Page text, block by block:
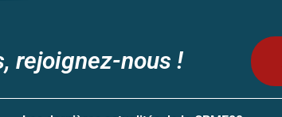
rejoignez-nous !